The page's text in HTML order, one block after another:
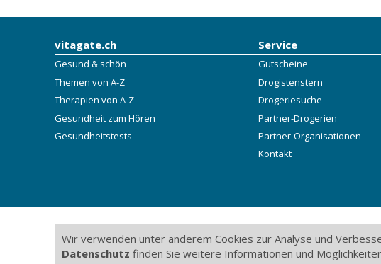
vitagate.ch
Gesund & schön
Themen von A-Z
Therapien von A-Z
Gesundheit zum Hören
Gesundheitstests
Service
Gutscheine
Drogistenstern
Drogeriesuche
Partner-Drogerien
Partner-Organisationen
Kontakt
Wir verwenden unter anderem Cookies zur Analyse und
Datenschutz finden Sie weitere Informationen und